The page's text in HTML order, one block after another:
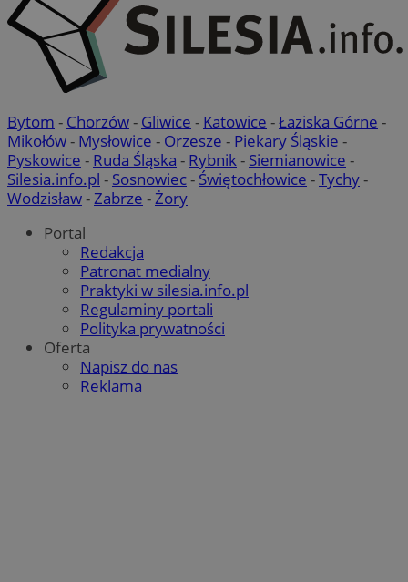
Bytom - Chorzów- Gliwice - Katowice -Łaziska Górne -
Mikołów- Mysłowice - Orzesze - Piekary Śląskie -
Pyskowice - Ruda Śląska - Rybnik- Siemianowice -
Silesia.info.pl - Sosnowiec- Świętochłowice -Tychy-
Wodzisław-Zabrze -Żory
Portal
Redakcja
Patronat medialny
Praktyki w silesia.info.pl
Regulaminy portali
Polityka prywatności
Oferta
Napisz do nas
Reklama